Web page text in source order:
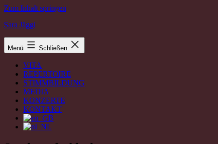
Zum Inhalt springen
Sara Jäggi
Menü Schließen
VITA
REPERTOIRE
STIMMBILDUNG
MEDIA
KONZERTE
KONTAKT